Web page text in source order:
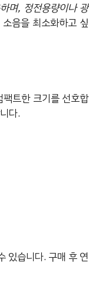
며, 정전용량이나 광
음을 최소화하고 싶
트한 크기를 선호합
다.
있습니다. 구매 후 연